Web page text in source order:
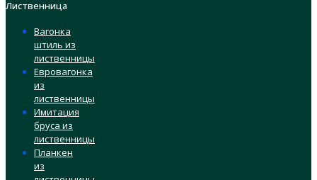
Лиственница
Вагонка
штиль из
лиственницы
Евровагонка
из
лиственницы
Имитация
бруса из
лиственницы
Планкен
из